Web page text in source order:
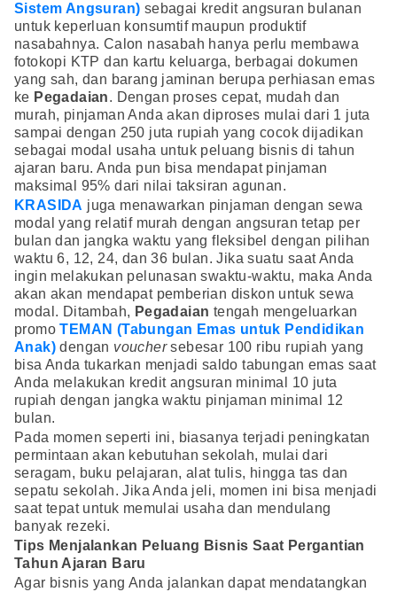
Sistem Angsuran) sebagai kredit angsuran bulanan
untuk keperluan konsumtif maupun produktif
nasabahnya. Calon nasabah hanya perlu membawa
fotokopi KTP dan kartu keluarga, berbagai dokumen
yang sah, dan barang jaminan berupa perhiasan emas
ke Pegadaian. Dengan proses cepat, mudah dan
murah, pinjaman Anda akan diproses mulai dari 1 juta
sampai dengan 250 juta rupiah yang cocok dijadikan
sebagai modal usaha untuk peluang bisnis di tahun
ajaran baru. Anda pun bisa mendapat pinjaman
maksimal 95% dari nilai taksiran agunan.
KRASIDA juga menawarkan pinjaman dengan sewa
modal yang relatif murah dengan angsuran tetap per
bulan dan jangka waktu yang fleksibel dengan pilihan
waktu 6, 12, 24, dan 36 bulan. Jika suatu saat Anda
ingin melakukan pelunasan swaktu-waktu, maka Anda
akan akan mendapat pemberian diskon untuk sewa
modal. Ditambah, Pegadaian tengah mengeluarkan
promoTEMAN (Tabungan Emas untuk Pendidikan
Anak) dengan vouchersebesar 100 ribu rupiah yang
bisa Anda tukarkan menjadi saldo tabungan emas saat
Anda melakukan kredit angsuran minimal 10 juta
rupiah dengan jangka waktu pinjaman minimal 12
bulan.
Pada momen seperti ini, biasanya terjadi peningkatan
permintaan akan kebutuhan sekolah, mulai dari
seragam, buku pelajaran, alat tulis, hingga tas dan
sepatu sekolah. Jika Anda jeli, momen ini bisa menjadi
saat tepat untuk memulai usaha dan mendulang
banyak rezeki.
Tips Menjalankan Peluang Bisnis Saat Pergantian
Tahun Ajaran Baru
Agar bisnis yang Anda jalankan dapat mendatangkan